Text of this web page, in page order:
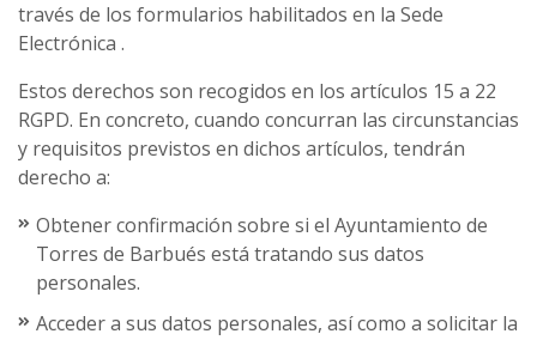
través de los formularios habilitados en la Sede
Electrónica .
Estos derechos son recogidos en los artículos 15 a 22
RGPD. En concreto, cuando concurran las circunstancias
y requisitos previstos en dichos artículos, tendrán
derecho a:
Obtener confirmación sobre si el Ayuntamiento de
Torres de Barbués está tratando sus datos
personales.
Acceder a sus datos personales, así como a solicitar la